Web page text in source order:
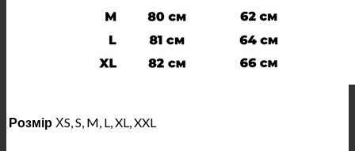
Розмір ХS, S, M, L, XL, XXL